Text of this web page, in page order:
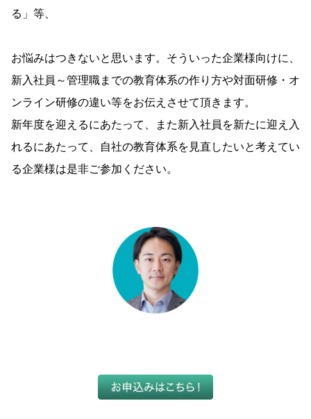
る」等、
お悩みはつきないと思います。そういった企業様向けに、
新入社員～管理職までの教育体系の作り方や対面研修・オ
ンライン研修の違い等をお伝えさせて頂きます。
新年度を迎えるにあたって、また新入社員を新たに迎え入
れるにあたって、自社の教育体系を見直したいと考えてい
る企業様は是非ご参加ください。